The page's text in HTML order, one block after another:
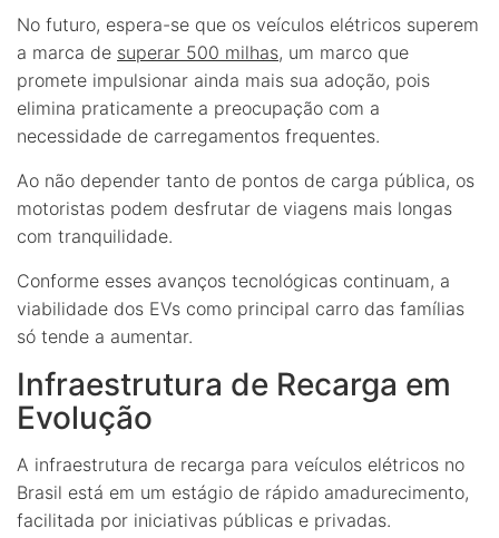
No futuro, espera-se que os veículos elétricos superem
a marca de superar 500 milhas, um marco que
promete impulsionar ainda mais sua adoção, pois
elimina praticamente a preocupação com a
necessidade de carregamentos frequentes.
Ao não depender tanto de pontos de carga pública, os
motoristas podem desfrutar de viagens mais longas
com tranquilidade.
Conforme esses avanços tecnológicas continuam, a
viabilidade dos EVs como principal carro das famílias
só tende a aumentar.
Infraestrutura de Recarga em
Evolução
A infraestrutura de recarga para veículos elétricos no
Brasil está em um estágio de rápido amadurecimento,
facilitada por iniciativas públicas e privadas.